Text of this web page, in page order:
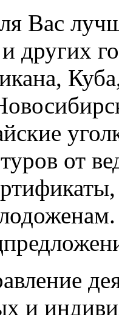
Вас
других
от
и